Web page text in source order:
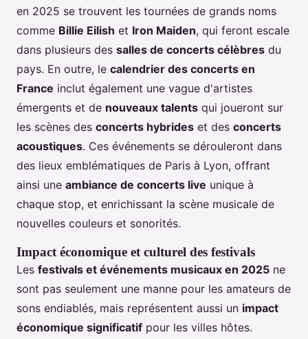
en 2025 se trouvent les tournées de grands noms
comme Billie Eilish et Iron Maiden, qui feront escale
dans plusieurs des salles de concerts célèbres du
pays. En outre, le calendrier des concerts en
France inclut également une vague d'artistes
émergents et de nouveaux talents qui joueront sur
les scènes des concerts hybrides et des concerts
acoustiques. Ces événements se dérouleront dans
des lieux emblématiques de Paris à Lyon, offrant
ainsi une ambiance de concerts live unique à
chaque stop, et enrichissant la scène musicale de
nouvelles couleurs et sonorités.
Impact économique et culturel des festivals
Les festivals et événements musicaux en 2025 ne
sont pas seulement une manne pour les amateurs de
sons endiablés, mais représentent aussi un impact
économique significatif pour les villes hôtes.